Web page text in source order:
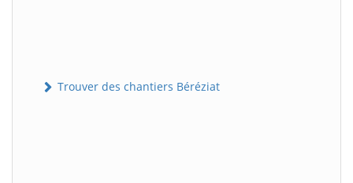
Trouver des chantiers Béréziat